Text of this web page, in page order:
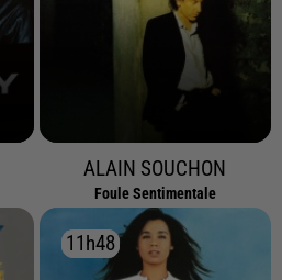
ALAIN SOUCHON
Foule Sentimentale
11h48
11h48